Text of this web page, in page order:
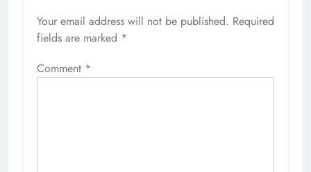
Your email address will not be published. Required
fields are marked *
Comment *